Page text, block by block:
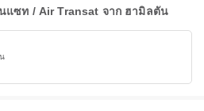
แซท / Air Transat จาก ฮามิลตัน